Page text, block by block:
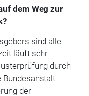
dem Weg zur
sind alle
läuft sehr
durch
Bundesanstalt
der